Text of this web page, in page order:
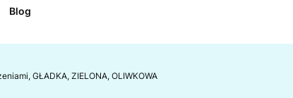
Blog
GŁADKA, ZIELONA, OLIWKOWA